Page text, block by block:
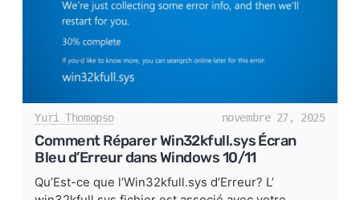
Yuri Thomopso novembre 27, 2025
Comment Réparer Win32kfull.sys Écran
Bleu d’Erreur dans Windows 10/11
Qu’Est-ce que l’Win32kfull.sys d’Erreur? L’